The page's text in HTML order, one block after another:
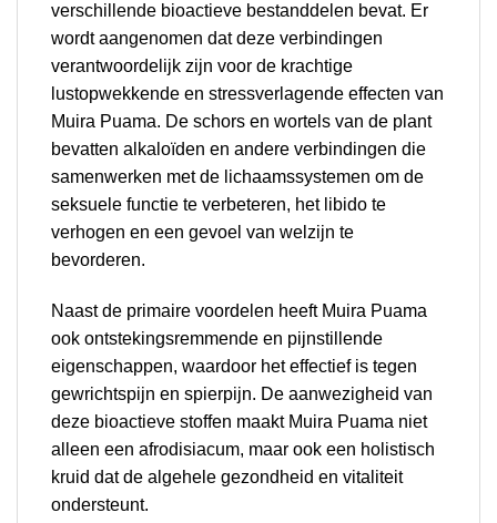
verschillende bioactieve bestanddelen bevat. Er
wordt aangenomen dat deze verbindingen
verantwoordelijk zijn voor de krachtige
lustopwekkende en stressverlagende effecten van
Muira Puama. De schors en wortels van de plant
bevatten alkaloïden en andere verbindingen die
samenwerken met de lichaamssystemen om de
seksuele functie te verbeteren, het libido te
verhogen en een gevoel van welzijn te
bevorderen.
Naast de primaire voordelen heeft Muira Puama
ook ontstekingsremmende en pijnstillende
eigenschappen, waardoor het effectief is tegen
gewrichtspijn en spierpijn. De aanwezigheid van
deze bioactieve stoffen maakt Muira Puama niet
alleen een afrodisiacum, maar ook een holistisch
kruid dat de algehele gezondheid en vitaliteit
ondersteunt.